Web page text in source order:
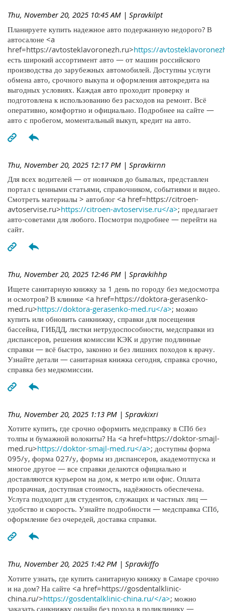
Thu, November 20, 2025 10:45 AM | Spravkilpt
Планируете купить надежное авто подержанную недорого? В
автосалоне <a
href=https://avtosteklavoronezh.ru>https://
есть широкий ассортимент авто — от машин российского
производства до зарубежных автомобилей. Доступны услуги
обмена авто, срочного выкупа и оформления автокредита на
выгодных условиях. Каждая авто проходит проверку и
подготовлена к использованию без расходов на ремонт. Всё
оперативно, комфортно и официально. Подробнее на сайте —
авто с пробегом, моментальный выкуп, кредит на авто.
Thu, November 20, 2025 12:17 PM | Spravkirnn
Для всех водителей — от новичков до бывалых, представлен
портал с ценными статьями, справочником, событиями и видео.
Смотреть материалы > автоблог <a href=https://citroen-
avtoservise.ru>https://citroen-avtoservise.ru</a>; предлагает
авто-советами для любого. Посмотри подробнее — перейти на
сайт.
Thu, November 20, 2025 12:46 PM | Spravkihhp
Ищете санитарную книжку за 1 день по городу без медосмотра
и осмотров? В клинике <a href=https://doktora-gerasenko-
med.ru>https://doktora-gerasenko-med.ru</a>; можно
купить или обновить санкнижку, справки для посещения
бассейна, ГИБДД, листки нетрудоспособности, медсправки из
диспансеров, решения комиссии КЭК и другие подлинные
справки — всё быстро, законно и без лишних походов к врачу.
Узнайте детали — санитарная книжка сегодня, справка срочно,
справка без медкомиссии.
Thu, November 20, 2025 1:13 PM | Spravkixri
Хотите купить, где срочно оформить медсправку в СПб без
толпы и бумажной волокиты? На <a href=https://doktor-smajl-
med.ru>https://doktor-smajl-med.ru</a>; доступны форма
095/у, форма 027/у, формы из диспансеров, академотпуска и
многое другое — все справки делаются официально и
доставляются курьером на дом, к метро или офис. Оплата
прозрачная, доступная стоимость, надёжность обеспечена.
Услуга подходит для студентов, служащих и частных лиц —
удобство и скорость. Узнайте подробности — медсправка СПб,
оформление без очередей, доставка справки.
Thu, November 20, 2025 1:42 PM | Spravkiffo
Хотите узнать, где купить санитарную книжку в Самаре срочно
и на дом? На сайте <a href=https://gosdentalklinic-
china.ru/>https://gosdentalklinic-china.ru/</a>; можно
заказать санкнижку онлайн без похода в поликлинику —